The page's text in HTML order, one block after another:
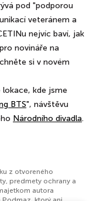
pod "podporou
veteránem a
nejvíc baví, jak
novináře na
si v novém
kde jsme
BTS", návštěvu
Národního divadla.
z otvoreného
predmety ochrany a
autora